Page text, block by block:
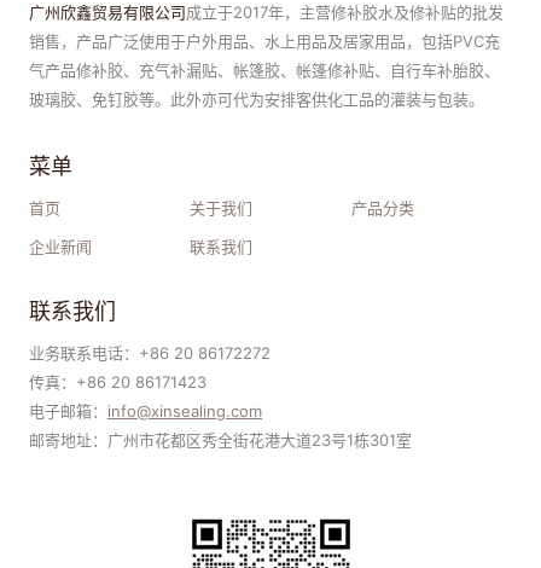
广州欣鑫贸易有限公司成立于2017年，主营修补胶水及修补贴的批发
销售，产品广泛使用于户外用品、水上用品及居家用品，包括PVC充
气产品修补胶、充气补漏贴、帐篷胶、帐篷修补贴、自行车补胎胶、
玻璃胶、免钉胶等。此外亦可代为安排客供化工品的灌装与包装。
菜单
首页 关于我们
产品分类
企业新闻
联系我们
联系我们
业务联系电话：+86 20 86172272
传真：+86 20 86171423
电子邮箱： info@xinsealing.com
邮寄地址：广州市花都区秀全街花港大道23号1栋301室